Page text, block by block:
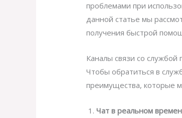
проблемами при
данной статье мы
получения быстрой
Каналы связи со
Чтобы обратиться в
преимущества, которые
Чат в реальном